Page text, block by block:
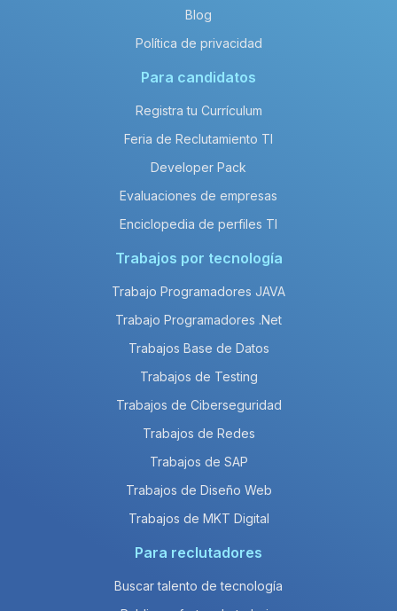
Blog
Política de privacidad
Para candidatos
Registra tu Currículum
Feria de Reclutamiento TI
Developer Pack
Evaluaciones de empresas
Enciclopedia de perfiles TI
Trabajos por tecnología
Trabajo Programadores JAVA
Trabajo Programadores .Net
Trabajos Base de Datos
Trabajos de Testing
Trabajos de Ciberseguridad
Trabajos de Redes
Trabajos de SAP
Trabajos de Diseño Web
Trabajos de MKT Digital
Para reclutadores
Buscar talento de tecnología